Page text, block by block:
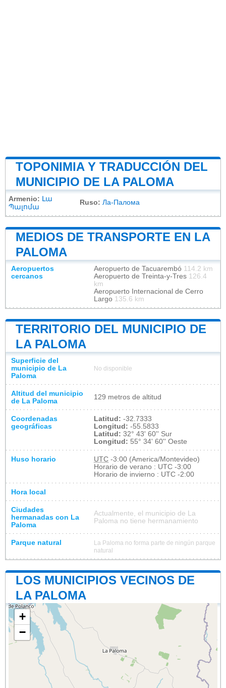
TOPONIMIA Y TRADUCCIÓN DEL
MUNICIPIO DE LA PALOMA
Armenio: Լա
Պալոմա
Ruso: Ла-Палома
MEDIOS DE TRANSPORTE EN LA
PALOMA
Aeropuertos
cercanos
Aeropuerto de Tacuarembó 114.2 km
Aeropuerto de Treinta-y-Tres 126.4
km
Aeropuerto Internacional de Cerro
Largo 135.6 km
TERRITORIO DEL MUNICIPIO DE
LA PALOMA
Superficie del
municipio de La
Paloma
No disponible
Altitud del municipio
de La Paloma
129 metros de altitud
Coordenadas
geográficas
Latitud: -32.7333
Longitud: -55.5833
Latitud: 32° 43' 60'' Sur
Longitud: 55° 34' 60'' Oeste
Huso horario UTC -3:00 (America/Montevideo)
Horario de verano : UTC -3:00
Horario de invierno : UTC -2:00
Hora local
Ciudades
hermanadas con La
Paloma
Actualmente, el municipio de La
Paloma no tiene hermanamiento
Parque natural
La Paloma no forma parte de ningún parque
natural
LOS MUNICIPIOS VECINOS DE
LA PALOMA
+
−